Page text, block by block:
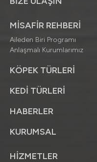
MİSAFİR REHBERİ
Aileden Biri Programı
Anlaşmalı Kurumlarımız
KÖPEK TÜRLERİ
KEDİ TÜRLERİ
HABERLER
KURUMSAL
HİZMETLER